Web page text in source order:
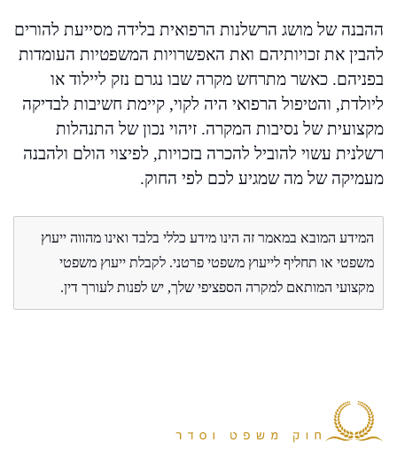
ההבנה של מושג הרשלנות הרפואית בלידה מסייעת להורים
להבין את זכויותיהם ואת האפשרויות המשפטיות העומדות
בפניהם. כאשר מתרחש מקרה שבו נגרם נזק ליילוד או
ליולדת, והטיפול הרפואי היה לקוי, קיימת חשיבות לבדיקה
מקצועית של נסיבות המקרה. זיהוי נכון של התנהלות
רשלנית עשוי להוביל להכרה בזכויות, לפיצוי הולם ולהבנה
מעמיקה של מה שמגיע לכם לפי החוק.
המידע המובא במאמר זה הינו מידע כללי בלבד ואינו מהווה ייעוץ
משפטי או תחליף לייעוץ משפטי פרטני. לקבלת ייעוץ משפטי
מקצועי המותאם למקרה הספציפי שלך, יש לפנות לעורך דין.